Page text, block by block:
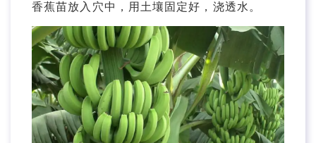
香蕉苗放入穴中，用土壤固定好，浇透水。